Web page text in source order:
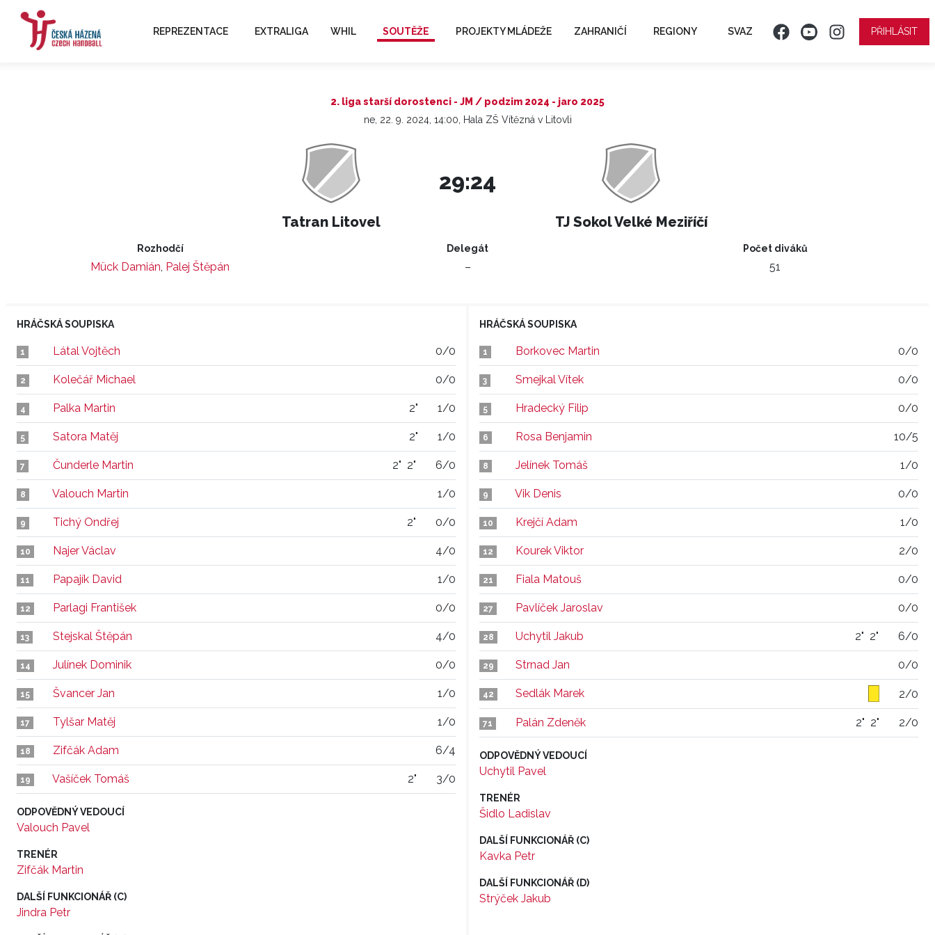
REPREZENTACE EXTRALIGA WHIL SOUTĚŽE PROJEKTY MLÁDEŽE ZAHRANIČÍ REGIONY SVAZ PŘIHLÁSIT
2. liga starší dorostenci - JM / podzim 2024 - jaro 2025
ne, 22. 9. 2024, 14:00, Hala ZŠ Vítězná v Litovli
Tatran Litovel
29:24
TJ Sokol Velké Meziříčí
Rozhodčí
Mück Damián, Palej Štěpán
Delegát
–
Počet diváků
51
HRÁČSKÁ SOUPISKA
1 Látal Vojtěch 0/0
2 Kolečář Michael 0/0
4 Palka Martin 2" 1/0
5 Satora Matěj 2" 1/0
7 Čunderle Martin 2" 2" 6/0
8 Valouch Martin 1/0
9 Tichý Ondřej 2" 0/0
10 Najer Václav 4/0
11 Papajík David 1/0
12 Parlagi František 0/0
13 Stejskal Štěpán 4/0
14 Julínek Dominik 0/0
15 Švancer Jan 1/0
17 Tylšar Matěj 1/0
18 Zifčák Adam 6/4
19 Vašíček Tomáš 2" 3/0
ODPOVĚDNÝ VEDOUCÍ
Valouch Pavel
TRENÉR
Zifčák Martin
DALŠÍ FUNKCIONÁŘ (C)
Jindra Petr
HRÁČSKÁ SOUPISKA
1 Borkovec Martin 0/0
3 Smejkal Vítek 0/0
5 Hradecký Filip 0/0
6 Rosa Benjamin 10/5
8 Jelínek Tomáš 1/0
9 Vik Denis 0/0
10 Krejčí Adam 1/0
12 Kourek Viktor 2/0
21 Fiala Matouš 0/0
27 Pavlíček Jaroslav 0/0
28 Uchytil Jakub 2" 2" 6/0
29 Strnad Jan 0/0
42 Sedlák Marek 2/0
71 Palán Zdeněk 2" 2" 2/0
ODPOVĚDNÝ VEDOUCÍ
Uchytil Pavel
TRENÉR
Šidlo Ladislav
DALŠÍ FUNKCIONÁŘ (C)
Kavka Petr
DALŠÍ FUNKCIONÁŘ (D)
Strýček Jakub